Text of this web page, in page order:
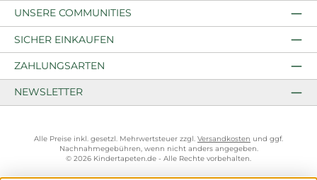
UNSERE COMMUNITIES
SICHER EINKAUFEN
ZAHLUNGSARTEN
NEWSLETTER
Alle Preise inkl. gesetzl. Mehrwertsteuer zzgl. Versandkosten und ggf.
Nachnahmegebühren, wenn nicht anders angegeben.
© 2026 Kindertapeten.de - Alle Rechte vorbehalten.